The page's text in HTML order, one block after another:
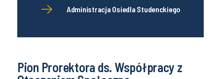
Administracja Osiedla Studenckiego
Pion Prorektora ds. Współpracy z